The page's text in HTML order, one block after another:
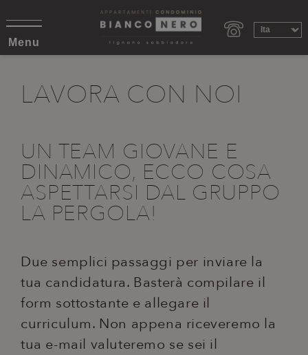
Menu
LAVORA CON NOI
UN TEAM GIOVANE E
DINAMICO, ECCO COSA
ASPETTARSI DAL GRUPPO
LA PERGOLA!
Due semplici passaggi per inviare la
tua candidatura. Basterà compilare il
form sottostante e allegare il
curriculum. Non appena riceveremo la
tua e-mail valuteremo se sei il